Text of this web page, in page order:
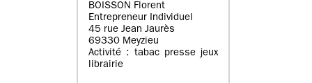
BOISSON Florent
Entrepreneur Individuel
45 rue Jean Jaurès
69330 Meyzieu
Activité : tabac presse jeux
librairie